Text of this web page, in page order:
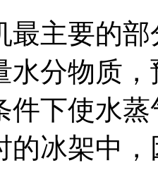
最主要的
水分物质
件下使水
的冰架中